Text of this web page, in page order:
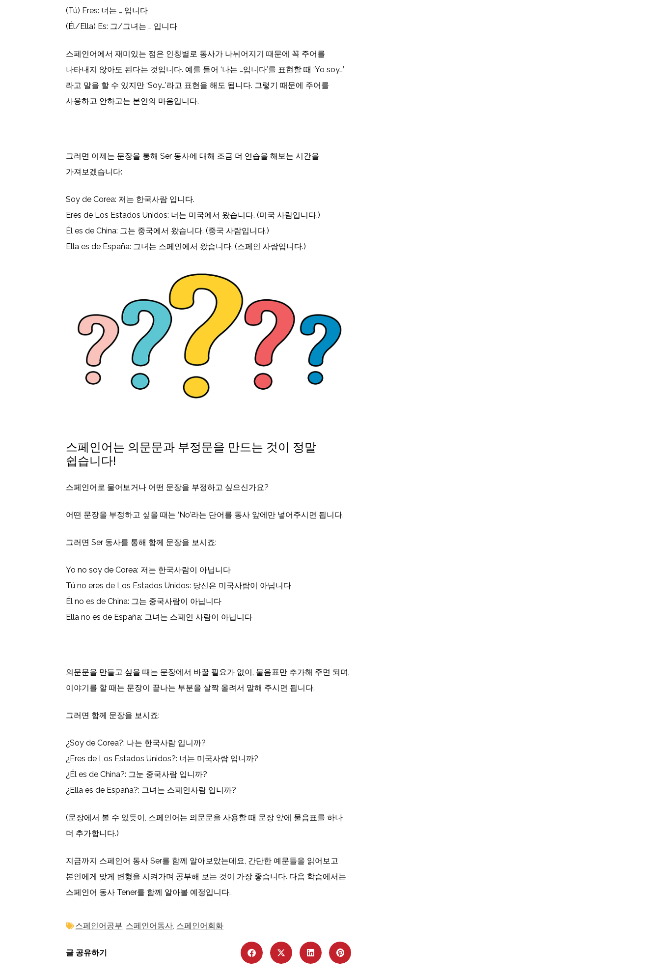
(Tú) Eres: 너는 … 입니다
(Él/Ella) Es: 그/그녀는 … 입니다
스페인어에서 재미있는 점은 인칭별로 동사가 나뉘어지기 때문에 꼭 주어를
나타내지 않아도 된다는 것입니다. 예를 들어 ‘나는 …입니다’를 표현할 때 ‘Yo soy…’
라고 말을 할 수 있지만 ‘Soy…’라고 표현을 해도 됩니다. 그렇기 때문에 주어를
사용하고 안하고는 본인의 마음입니다.
그러면 이제는 문장을 통해 Ser 동사에 대해 조금 더 연습을 해보는 시간을
가져보겠습니다:
Soy de Corea: 저는 한국사람 입니다.
Eres de Los Estados Unidos: 너는 미국에서 왔습니다. (미국 사람입니다.)
Él es de China: 그는 중국에서 왔습니다. (중국 사람입니다.)
Ella es de España: 그녀는 스페인에서 왔습니다. (스페인 사람입니다.)
스페인어는 의문문과 부정문을 만드는 것이 정말
쉽습니다!
스페인어로 물어보거나 어떤 문장을 부정하고 싶으신가요?
어떤 문장을 부정하고 싶을 때는 ‘No’라는 단어를 동사 앞에만 넣어주시면 됩니다.
그러면 Ser 동사를 통해 함께 문장을 보시죠:
Yo no soy de Corea: 저는 한국사람이 아닙니다
Tú no eres de Los Estados Unidos: 당신은 미국사람이 아닙니다
Él no es de China: 그는 중국사람이 아닙니다
Ella no es de España: 그녀는 스페인 사람이 아닙니다
의문문을 만들고 싶을 때는 문장에서 바꿀 필요가 없이, 물음표만 추가해 주면 되며,
이야기를 할 때는 문장이 끝나는 부분을 살짝 올려서 말해 주시면 됩니다.
그러면 함께 문장을 보시죠:
¿Soy de Corea?: 나는 한국사람 입니까?
¿Eres de Los Estados Unidos?: 너는 미국사람 입니까?
¿Él es de China?: 그눈 중국사람 입니까?
¿Ella es de España?: 그녀는 스페인사람 입니까?
(문장에서 볼 수 있듯이, 스페인어는 의문문을 사용할 때 문장 앞에 물음표를 하나
더 추가합니다.)
지금까지 스페인어 동사 Ser를 함께 알아보았는데요, 간단한 예문들을 읽어보고
본인에게 맞게 변형을 시켜가며 공부해 보는 것이 가장 좋습니다. 다음 학습에서는
스페인어 동사 Tener를 함께 알아볼 예정입니다.
스페인어공부, 스페인어동사, 스페인어회화
글 공유하기